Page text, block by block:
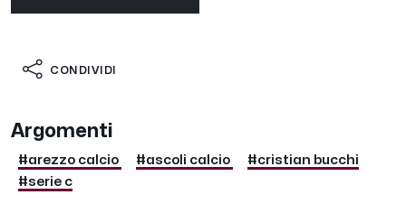
CONDIVIDI
Argomenti
#arezzo calcio #ascoli calcio
#cristian bucchi
#serie c